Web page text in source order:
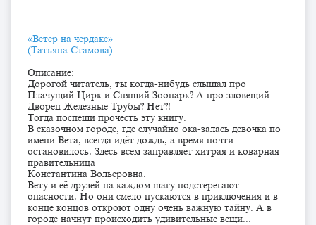
«Ветер на чердаке»
(Татьяна Стамова)
Описание:
Дорогой читатель, ты когда-нибудь слышал про
Плачущий Цирк и Спящий Зоопарк? А про зловещий
Дворец Железные Трубы? Нет?!
Тогда поспеши прочесть эту книгу.
В сказочном городе, где случайно ока-залась девочка по
имени Вета, всегда идёт дождь, а время почти
остановилось. Здесь всем заправляет хитрая и коварная
правительница
Константина Вольеровна.
Вету и её друзей на каждом шагу подстерегают
опасности. Но они смело пускаются в приключения и в
конце концов откроют одну очень важную тайну. А в
городе начнут происходить удивительные вещи...